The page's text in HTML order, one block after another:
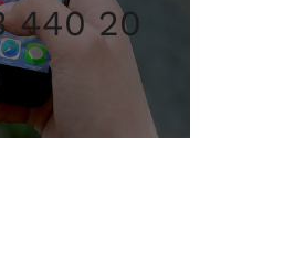
440 20